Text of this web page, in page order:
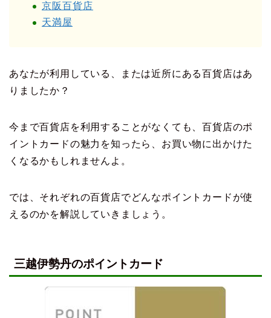
京阪百貨店
天満屋
あなたが利用している、または近所にある百貨店はあ
りましたか？
今まで百貨店を利用することがなくても、百貨店のポ
イントカードの魅力を知ったら、お買い物に出かけた
くなるかもしれませんよ。
では、それぞれの百貨店でどんなポイントカードが使
えるのかを解説していきましょう。
三越伊勢丹のポイントカード